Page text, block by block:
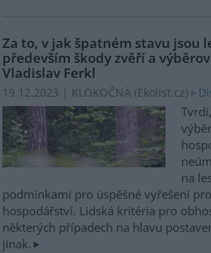
Za to, v jak špatném stavu jsou
především škody zvěří a
Vladislav Ferkl
19.12.2023 | KLOKOČNÁ (Ekolist.cz)
na
podmínkami pro úspěšné vyřešení
hospodářství. Lidská kritéria pro
některých případech na hlavu
jinak.